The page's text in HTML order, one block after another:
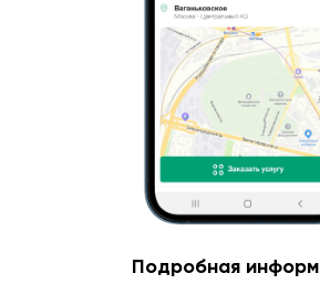
Подробная